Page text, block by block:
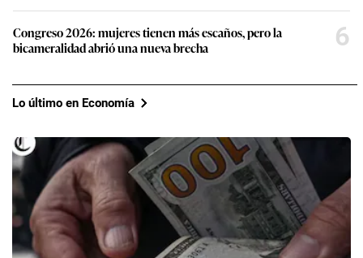
Congreso 2026: mujeres tienen más escaños, pero la
bicameralidad abrió una nueva brecha
6
Lo último en Economía